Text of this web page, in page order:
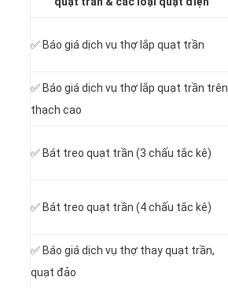
✅ Báo giá dịch vụ thợ lắp quạt trần
✅ Báo giá dịch vụ thợ lắp quạt trần trên
thạch cao
✅ Bát treo quạt trần (3 chấu tắc kê)
✅ Bát treo quạt trần (4 chấu tắc kê)
✅ Báo giá dịch vụ thợ thay quạt trần,
quạt đảo